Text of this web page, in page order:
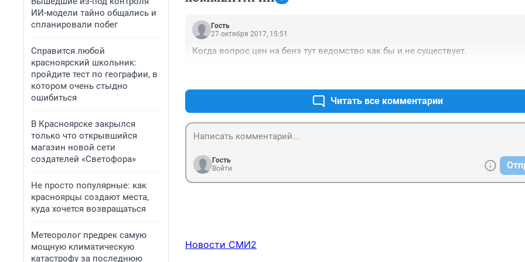
ИИ-модели тайно общались и
спланировали побег
Справится любой
красноярский школьник:
пройдите тест по географии, в
котором очень стыдно
ошибиться
В Красноярске закрылся
только что открывшийся
магазин новой сети
создателей «Светофора»
Не просто популярные: как
красноярцы создают места,
куда хочется возвращаться
Метеоролог предрек самую
мощную климатическую
катастрофу за последнюю
Гость
27 октября 2017, 15:51
Когда вопрос цен на бенз тут ведомство как бы и не существует.
Читать все комментарии
Гость
Войти
Новости СМИ2